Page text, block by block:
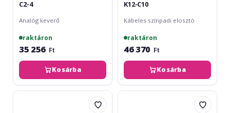
C2-4
Analóg keverő
raktáron
35 256 Ft
Kosárba
K12-C10
Kábeles színpadi elosztó
raktáron
46 370 Ft
Kosárba
Presonus
Omnitronic